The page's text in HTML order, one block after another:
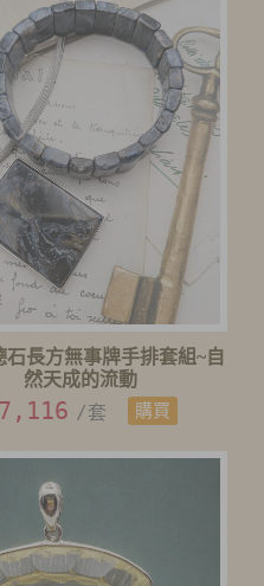
長方無事牌手排套組~自
然天成的流動
/套 購買